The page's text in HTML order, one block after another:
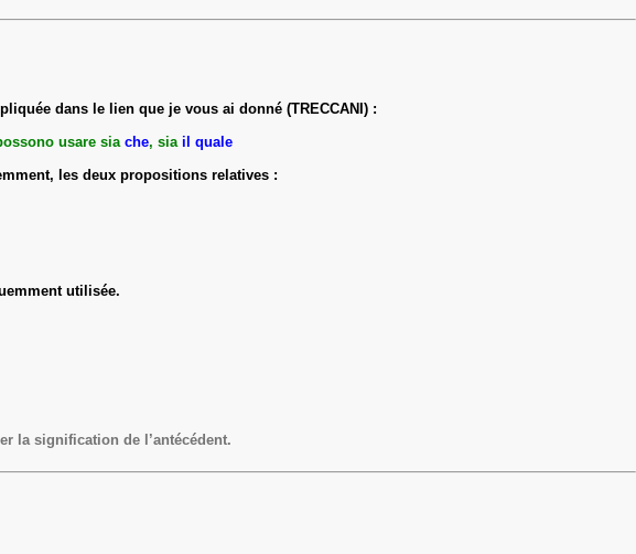
dans le lien que je vous ai donné (TRECCANI) :
usare sia che, sia il quale
les deux propositions relatives :
utilisée.
la signification de l’antécédent.